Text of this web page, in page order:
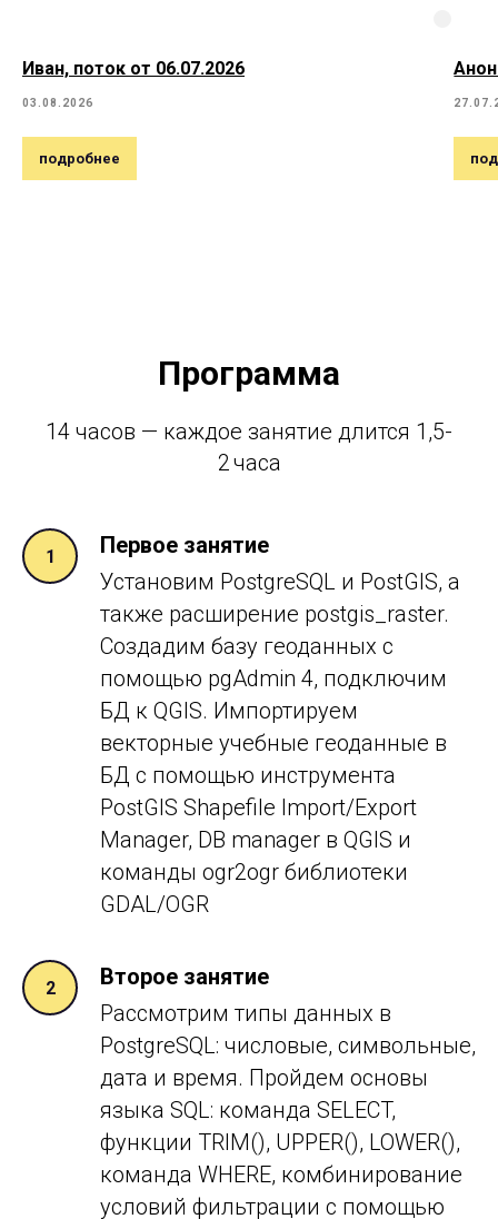
Иван, поток от 06.07.2026
03.08.2026
подробнее
Программа
14 часов — каждое занятие длится 1,5-
2 часа
Первое занятие
Установим PostgreSQL и PostGIS, а
также расширение postgis_raster.
Создадим базу геоданных с
помощью pgAdmin 4, подключим
БД к QGIS. Импортируем
векторные учебные геоданные в
БД c помощью инструмента
PostGIS Shapefile Import/Export
Manager, DB manager в QGIS и
команды ogr2ogr библиотеки
GDAL/OGR
Второе занятие
Рассмотрим типы данных в
PostgreSQL: числовые, символьные,
дата и время. Пройдем основы
языка SQL: команда SELECT,
функции TRIM(), UPPER(), LOWER(),
команда WHERE, комбинирование
условий фильтрации с помощью